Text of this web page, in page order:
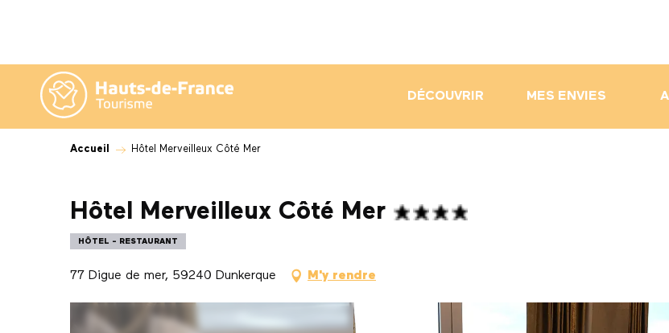
contenu
principal
DÉCOUVRIR MES ENVIES
Accueil Hôtel Merveilleux Côté Mer
Hôtel Merveilleux Côté Mer
HÔTEL - RESTAURANT
77 Digue de mer, 59240 Dunkerque M'y rendre